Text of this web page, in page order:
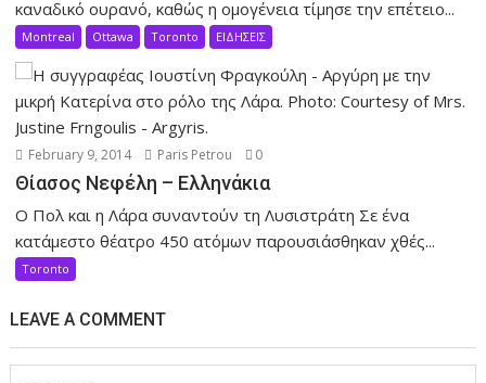
καναδικό ουρανό, καθώς η ομογένεια τίμησε την επέτειο...
Montreal Ottawa Toronto ΕΙΔΗΣΕΙΣ
February 9, 2014 Paris Petrou 0
Θίασος Νεφέλη – Ελληνάκια
Ο Πολ και η Λάρα συναντούν τη Λυσιστράτη Σε ένα
κατάμεστο θέατρο 450 ατόμων παρουσιάσθηκαν χθές...
Toronto
LEAVE A COMMENT